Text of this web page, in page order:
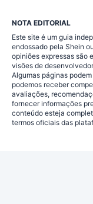
NOTA EDITORIAL
Este site é um guia
endossado pela Shein
opiniões expressas são
visões de
Algumas páginas
podemos receber
avaliações,
fornecer informações
conteúdo esteja
termos oficiais das